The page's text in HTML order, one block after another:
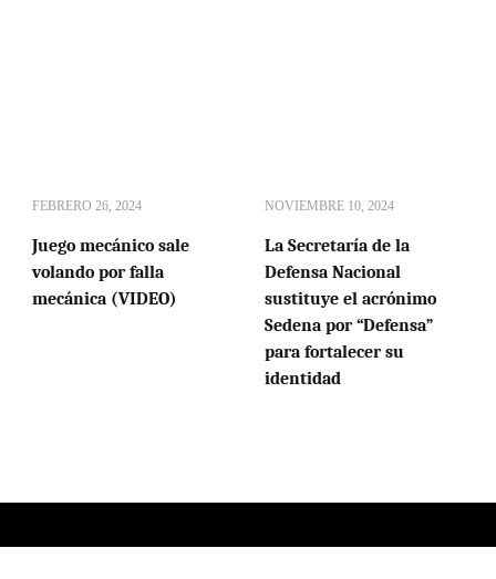
FEBRERO 26, 2024
Juego mecánico sale
volando por falla
mecánica (VIDEO)
NOVIEMBRE 10, 2024
La Secretaría de la
Defensa Nacional
sustituye el acrónimo
Sedena por “Defensa”
para fortalecer su
identidad